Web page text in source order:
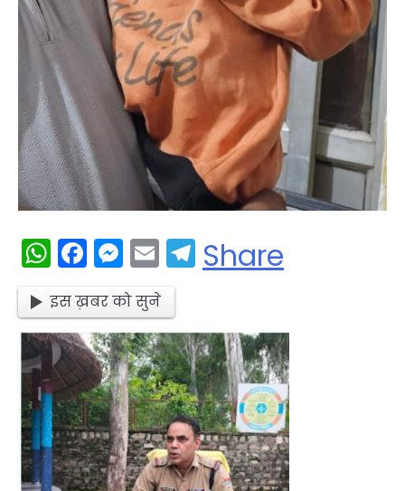
WhatsApp
Facebook
Messenger
EmailTelegram
Share
इस ख़बर को सुने